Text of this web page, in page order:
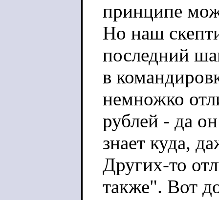
принципе
Но наш
последний
в
немножко
рублей - да
знает куда,
Других-то
также". Вот